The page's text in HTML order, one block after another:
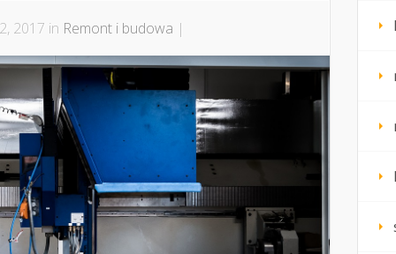
2017 in Remont i budowa |